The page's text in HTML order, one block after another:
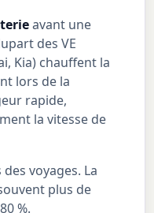
avant une
des VE
Kia) chauffent la
lors de la
rapide,
la vitesse de
des voyages. La
plus de
%.